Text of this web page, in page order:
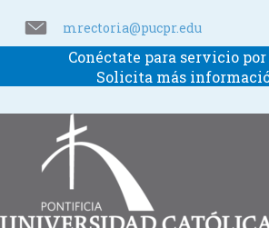
mrectoria@pucpr.edu
Conéctate para servicio por
Solicita más